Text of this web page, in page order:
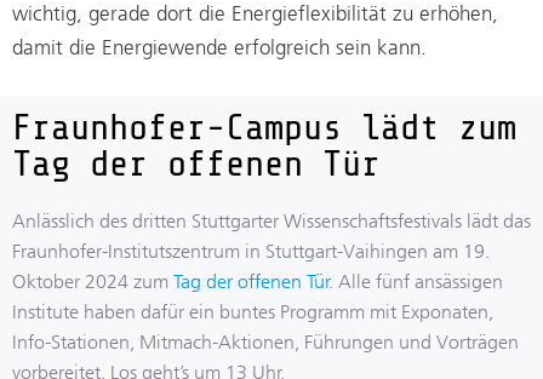
wichtig, gerade dort die Energieflexibilität zu erhöhen,
damit die Energiewende erfolgreich sein kann.
Fraunhofer-Campus lädt zum
Tag der offenen Tür
Anlässlich des dritten Stuttgarter Wissenschaftsfestivals lädt das
Fraunhofer-Institutszentrum in Stuttgart-Vaihingen am 19.
Oktober 2024 zum Tag der offenen Tür. Alle fünf ansässigen
Institute haben dafür ein buntes Programm mit Exponaten,
Info-Stationen, Mitmach-Aktionen, Führungen und Vorträgen
vorbereitet. Los geht’s um 13 Uhr.